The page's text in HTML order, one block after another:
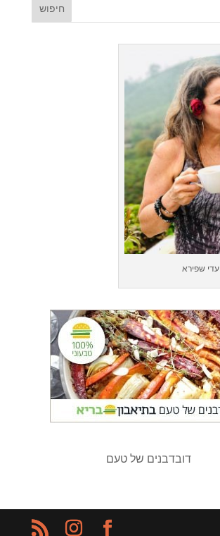
עדי שפירא
‏דובדבנים של טעם‏